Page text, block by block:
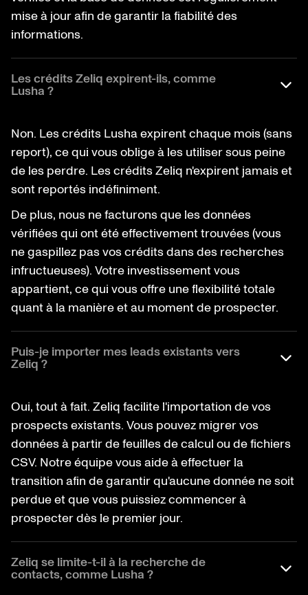
mise à jour afin de garantir la fiabilité des
informations.
Les crédits Zeliq expirent-ils, comme
Lusha ?
Non. Les crédits Lusha expirent chaque mois (sans
report), ce qui vous oblige à les utiliser sous peine
de les perdre. Les crédits Zeliq n'expirent jamais et
sont reportés indéfiniment.
De plus, nous ne facturons que les données
vérifiées qui ont été effectivement trouvées (vous
ne gaspillez pas vos crédits dans des recherches
infructueuses). Votre investissement vous
appartient, ce qui vous offre une flexibilité totale
quant à la manière et au moment de prospecter.
Puis-je importer mes leads existants vers
Zeliq ?
Oui, tout à fait. Zeliq facilite l'importation de vos
prospects existants. Vous pouvez migrer vos
données à partir de feuilles de calcul ou de fichiers
CSV. Notre équipe vous aide à effectuer la
transition afin de garantir qu'aucune donnée ne soit
perdue et que vous puissiez commencer à
prospecter dès le premier jour.
Zeliq se limite-t-il à la recherche de
contacts, comme Lusha ?